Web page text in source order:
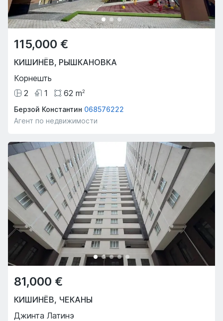
115,000 €
КИШИНЁВ, РЫШКАНОВКА
Корнешть
2
1 62 m2
Берзой Константин 068576222
Агент по недвижимости
81,000 €
КИШИНЁВ, ЧЕКАНЫ
Джинта Латинэ